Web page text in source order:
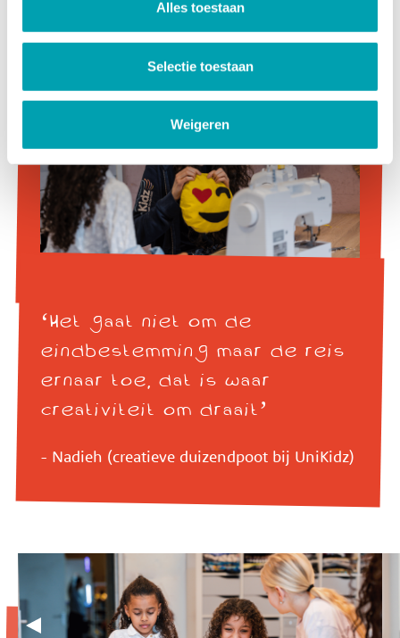
Alles toestaan
Selectie toestaan
Weigeren
‘Het gaat niet om de
eindbestemming maar de reis
ernaar toe, dat is waar
creativiteit om draait’
- Nadieh (creatieve duizendpoot bij UniKidz)